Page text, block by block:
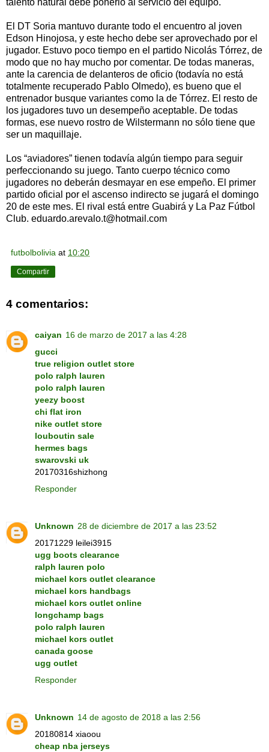
El DT Soria mantuvo durante todo el encuentro al joven
Edson Hinojosa, y este hecho debe ser aprovechado por el
jugador. Estuvo poco tiempo en el partido Nicolás Tórrez, de
modo que no hay mucho por comentar. De todas maneras,
ante la carencia de delanteros de oficio (todavía no está
totalmente recuperado Pablo Olmedo), es bueno que el
entrenador busque variantes como la de Tórrez. El resto de
los jugadores tuvo un desempeño aceptable. De todas
formas, ese nuevo rostro de Wilstermann no sólo tiene que
ser un maquillaje.
Los “aviadores” tienen todavía algún tiempo para seguir
perfeccionando su juego. Tanto cuerpo técnico como
jugadores no deberán desmayar en ese empeño. El primer
partido oficial por el ascenso indirecto se jugará el domingo
20 de este mes. El rival está entre Guabirá y La Paz Fútbol
Club. eduardo.arevalo.t@hotmail.com
futbolbolivia at 10:20
Compartir
4 comentarios:
caiyan 16 de marzo de 2017 a las 4:28
gucci
true religion outlet store
polo ralph lauren
polo ralph lauren
yeezy boost
chi flat iron
nike outlet store
louboutin sale
hermes bags
swarovski uk
20170316shizhong
Responder
Unknown 28 de diciembre de 2017 a las 23:52
20171229 leilei3915
ugg boots clearance
ralph lauren polo
michael kors outlet clearance
michael kors handbags
michael kors outlet online
longchamp bags
polo ralph lauren
michael kors outlet
canada goose
ugg outlet
Responder
Unknown 14 de agosto de 2018 a las 2:56
20180814 xiaoou
cheap nba jerseys